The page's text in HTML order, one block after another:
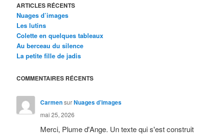
ARTICLES RÉCENTS
Nuages d’images
Les lutins
Colette en quelques tableaux
Au berceau du silence
La petite fille de jadis
COMMENTAIRES RÉCENTS
CarmensurNuages d’images
mai 25, 2026
Merci, Plume d'Ange. Un texte qui s'est construit